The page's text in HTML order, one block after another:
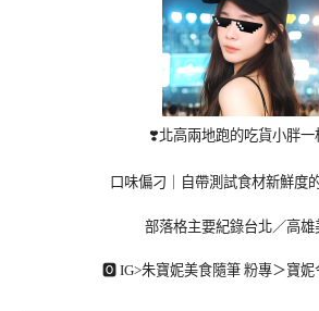
❣️北高兩地跑的吃貨小胖一
口味偏刁｜自帶測試食材新鮮度
部落格主要紀錄台北／高雄
🅾 IG>朱寶妮美食隨筆 粉專＞寶妮